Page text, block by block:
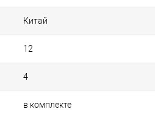
Китай
12
4
в комплекте